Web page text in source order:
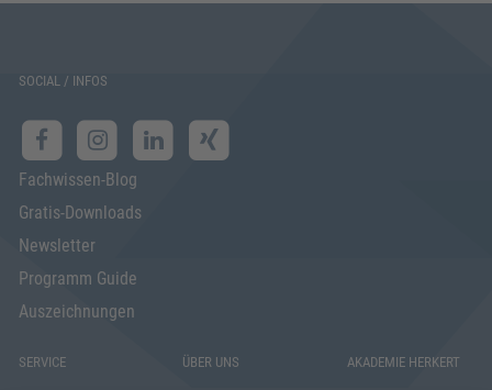
SOCIAL / INFOS
Fachwissen-Blog
Gratis-Downloads
Newsletter
Programm Guide
Auszeichnungen
SERVICE ÜBER UNS AKADEMIE HERKERT